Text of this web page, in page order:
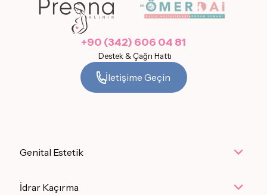
+90 (342) 606 04 81
Destek & Çağrı Hattı
İletişime Geçin
Genital Estetik
İdrar Kaçırma